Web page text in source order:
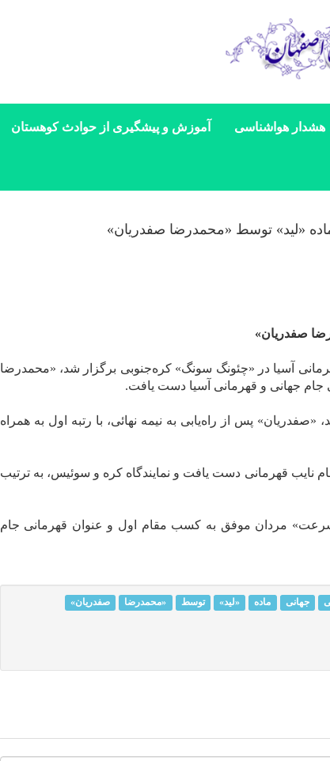
هشدار هواشناسی آموزش و پیشگیری از حوادث کوهستان
«لید» توسط «محمدرضا صفدریان»
صفدریان»
آسیا در «چئونگ سونگ» کره‌جنوبی برگزار شد، «محمدرضا
جام جهانی و قهرمانی آسیا دست یافت.
داشتند، «صفدریان» پس از راه‌یابی به نیمه نهائی، با رتبه اول به همراه
نایب قهرمانی دست یافت و نمایندگاه کره و سوئیس، به ترتیب
مردان موفق به کسب مقام اول و عنوان قهرمانی جام
جهانی ماده «لید» توسط «محمدرضا صفدریان»